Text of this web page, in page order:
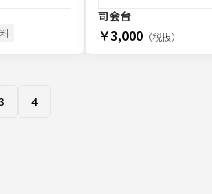
司会台
￥3,000（税抜）
4